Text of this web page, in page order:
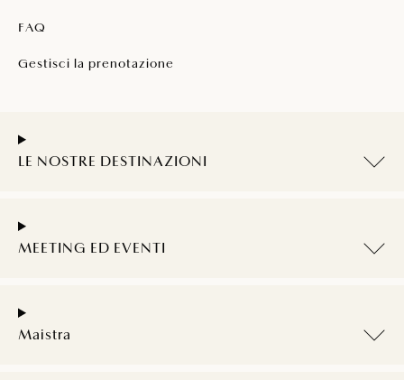
FAQ
Gestisci la prenotazione
LE NOSTRE DESTINAZIONI
MEETING ED EVENTI
Maistra